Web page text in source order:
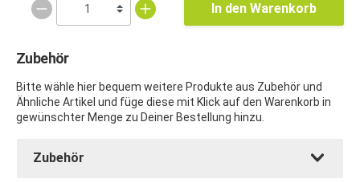
In den Warenkorb
Zubehör
Bitte wähle hier bequem weitere Produkte aus Zubehör und
Ähnliche Artikel und füge diese mit Klick auf den Warenkorb in
gewünschter Menge zu Deiner Bestellung hinzu.
Zubehör